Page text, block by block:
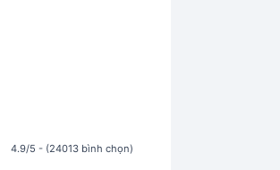
4.9/5 - (24013 bình chọn)